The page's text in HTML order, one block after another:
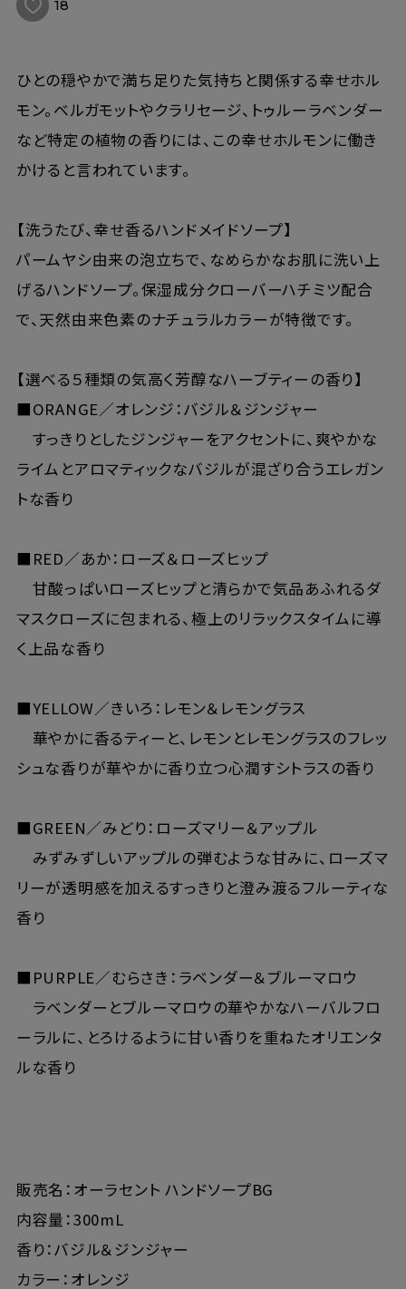
18
ひとの穏やかで満ち足りた気持ちと関係する幸せホル
モン。ベルガモットやクラリセージ、トゥルーラベンダー
など特定の植物の香りには、この幸せホルモンに働き
かけると言われています。
【洗うたび、幸せ香るハンドメイドソープ】
パームヤシ由来の泡立ちで、なめらかなお肌に洗い上
げるハンドソープ。保湿成分クローバーハチミツ配合
で、天然由来色素のナチュラルカラーが特徴です。
【選べる５種類の気高く芳醇なハーブティーの香り】
■ORANGE／オレンジ：バジル＆ジンジャー
すっきりとしたジンジャーをアクセントに、爽やかな
ライムとアロマティックなバジルが混ざり合うエレガン
トな香り
■RED／あか：ローズ＆ローズヒップ
甘酸っぱいローズヒップと清らかで気品あふれるダ
マスクローズに包まれる、極上のリラックスタイムに導
く上品な香り
■YELLOW／きいろ：レモン＆レモングラス
華やかに香るティーと、レモンとレモングラスのフレッ
シュな香りが華やかに香り立つ心潤すシトラスの香り
■GREEN／みどり：ローズマリー＆アップル
みずみずしいアップルの弾むような甘みに、ローズマ
リーが透明感を加えるすっきりと澄み渡るフルーティな
香り
■PURPLE／むらさき：ラベンダー＆ブルーマロウ
ラベンダーとブルーマロウの華やかなハーバルフロ
ーラルに、とろけるように甘い香りを重ねたオリエンタ
ルな香り
販売名：オーラセント ハンドソープBG
内容量：300mL
香り：バジル＆ジンジャー
カラー：オレンジ